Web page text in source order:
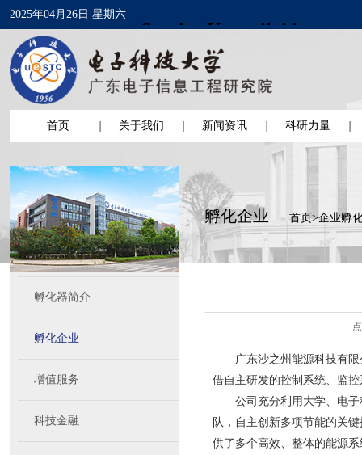
2025年04月26日 星期六
首页 关于我们 新闻资讯 科研力量
孵化器简介
孵化企业
增值服务
科技金融
孵化企业 首页>企业孵
广东沙之州能源科技有
借自主研发的控制系统、
公司充分利用大学、电
队，自主创新多项节能的关
供了多个高效、整体的能源